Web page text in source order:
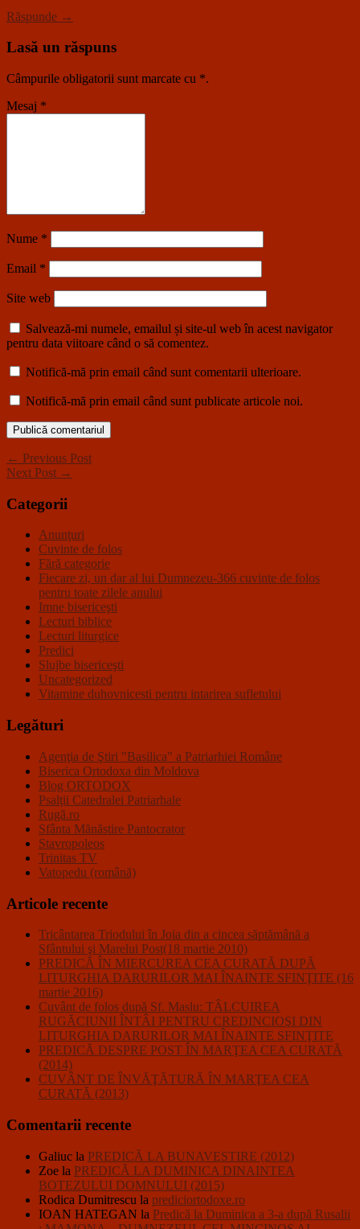
Răspunde →
Lasă un răspuns
Câmpurile obligatorii sunt marcate cu *.
Mesaj *
Nume *
Email *
Site web
Salvează-mi numele, emailul și site-ul web în acest navigator
pentru data viitoare când o să comentez.
Notifică-mă prin email când sunt comentarii ulterioare.
Notifică-mă prin email când sunt publicate articole noi.
← Previous Post
Next Post →
Categorii
Anunţuri
Cuvinte de folos
Fără categorie
Fiecare zi, un dar al lui Dumnezeu-366 cuvinte de folos
pentru toate zilele anului
Imne bisericeşti
Lecturi biblice
Lecturi liturgice
Predici
Slujbe bisericeşti
Uncategorized
Vitamine duhovnicesti pentru intarirea sufletului
Legături
Agenţia de Ştiri "Basilica" a Patriarhiei Române
Biserica Ortodoxa din Moldova
Blog ORTODOX
Psalţii Catedralei Patriarhale
Rugă.ro
Sfânta Mănăstire Pantocrator
Stavropoleos
Trinitas TV
Vatopedu (română)
Articole recente
Tricântarea Triodului în Joia din a cincea săptămână a
Sfântului şi Marelui Post(18 martie 2010)
PREDICĂ ÎN MIERCUREA CEA CURATĂ DUPĂ
LITURGHIA DARURILOR MAI ÎNAINTE SFINŢITE (16
martie 2016)
Cuvânt de folos după Sf. Maslu: TÂLCUIREA
RUGĂCIUNII ÎNTÂI PENTRU CREDINCIOŞI DIN
LITURGHIA DARURILOR MAI ÎNAINTE SFINŢITE
PREDICĂ DESPRE POST ÎN MARŢEA CEA CURATĂ
(2014)
CUVÂNT DE ÎNVĂŢĂTURĂ ÎN MARŢEA CEA
CURATĂ (2013)
Comentarii recente
Galiuc la PREDICĂ LA BUNAVESTIRE (2012)
Zoe la PREDICĂ LA DUMINICA DINAINTEA
BOTEZULUI DOMNULUI (2015)
Rodica Dumitrescu la prediciortodoxe.ro
IOAN HATEGAN la Predică la Duminica a 3-a după Rusalii